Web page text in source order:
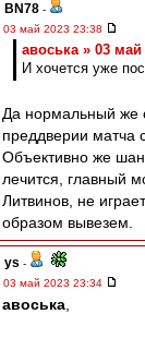
BN78 -
03 май 2023 23:38
авоська » 03 май
И хочется уже
Да нормальный же
преддверии матча
Объективно же
лечится, главный
Литвинов, не
образом вывезем.
ys -
03 май 2023 23:34
авоська